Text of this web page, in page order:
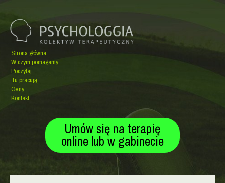
Strona główna
W czym pomagamy
Poczytaj
Tu pracują
Ceny
Kontakt
Umów się na terapię
online lub w gabinecie